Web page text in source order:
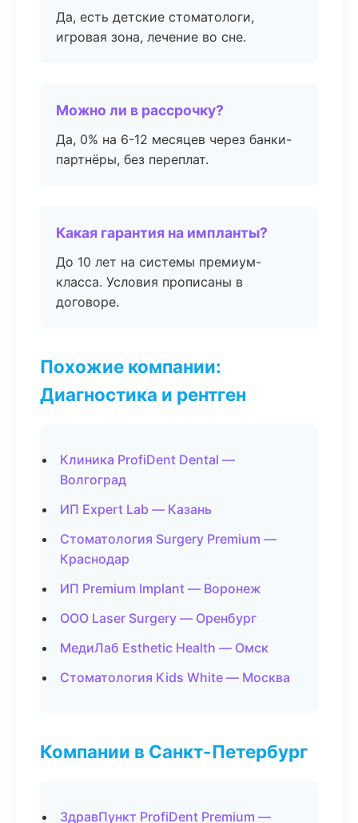
Да, есть детские стоматологи,
игровая зона, лечение во сне.
Можно ли в рассрочку?
Да, 0% на 6-12 месяцев через банки-
партнёры, без переплат.
Какая гарантия на импланты?
До 10 лет на системы премиум-
класса. Условия прописаны в
договоре.
Похожие компании:
Диагностика и рентген
Клиника ProfiDent Dental —
Волгоград
ИП Expert Lab — Казань
Стоматология Surgery Premium —
Краснодар
ИП Premium Implant — Воронеж
ООО Laser Surgery — Оренбург
МедиЛаб Esthetic Health — Омск
Стоматология Kids White — Москва
Компании в Санкт-Петербург
ЗдравПункт ProfiDent Premium —